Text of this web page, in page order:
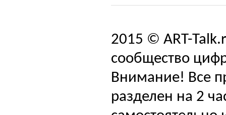
2015 © ART-
сообщество
Внимание! Все
разделен на 2